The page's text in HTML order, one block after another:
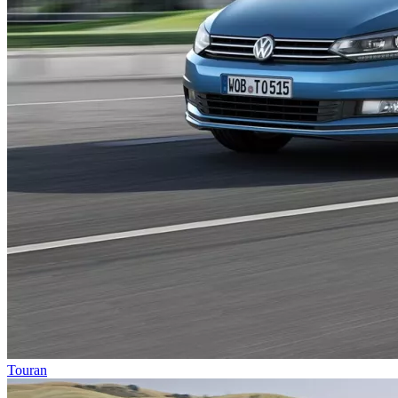
Touran